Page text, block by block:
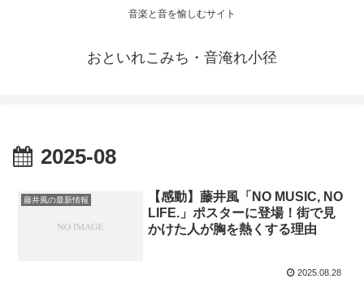
音楽と音を愉しむサイト
おといれこみち・音淹れ小径
2025-08
藤井風の最新情報
【感動】藤井風「NO MUSIC, NO
LIFE.」ポスターに登場！街で見
かけた人が胸を熱くする理由
2025.08.28